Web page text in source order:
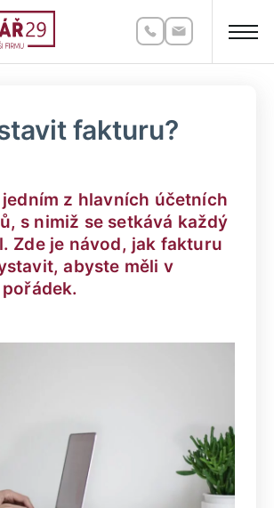
fakturu?
z hlavních účetních
s nimiž se setkává každý
Zde je návod, jak fakturu
abyste měli v